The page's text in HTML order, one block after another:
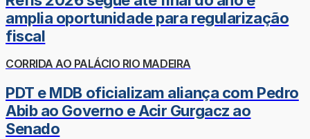
amplia oportunidade para regularização
fiscal
CORRIDA AO PALÁCIO RIO MADEIRA
PDT e MDB oficializam aliança com Pedro
Abib ao Governo e Acir Gurgacz ao
Senado